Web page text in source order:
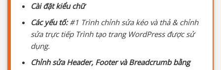
Cài đặt kiểu chữ
Các yếu tố:#1 Trình chỉnh sửa kéo và thả & chỉnh
sửa trực tiếp Trình tạo trang WordPress được sử
dụng.
Chỉnh sửa Header, Footer và Breadcrumb bằng